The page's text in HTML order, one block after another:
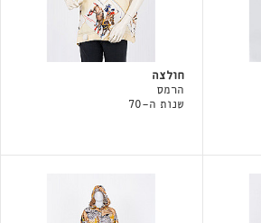
חולצה
הרמס
שנות ה-70